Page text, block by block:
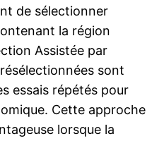
de sélectionner
la région
Assistée par
sont
essais répétés pour
Cette approche
lorsque la